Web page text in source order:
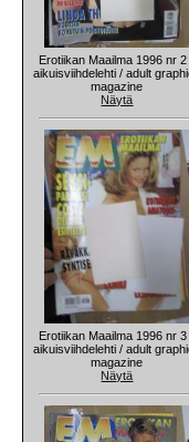
Erotiikan Maailma 1996 nr
aikuisviihdelehti / adult
magazine
Näytä
Erotiikan Maailma 1996 nr
aikuisviihdelehti / adult
magazine
Näytä